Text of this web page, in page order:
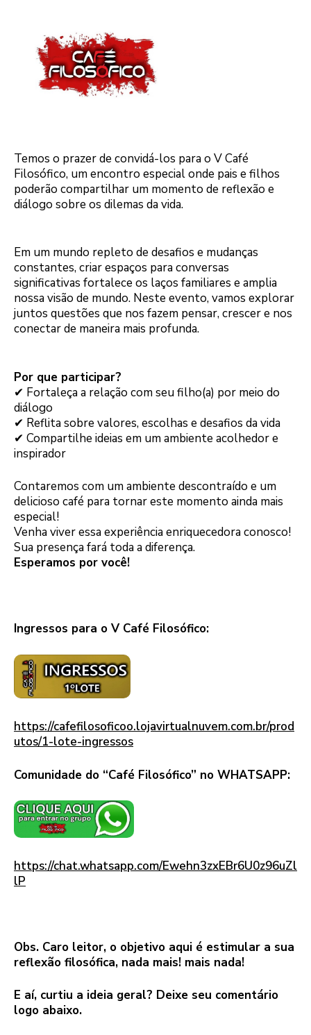
Temos o prazer de convidá-los para o V Café
Filosófico, um encontro especial onde pais e filhos
poderão compartilhar um momento de reflexão e
diálogo sobre os dilemas da vida.
Em um mundo repleto de desafios e mudanças
constantes, criar espaços para conversas
significativas fortalece os laços familiares e amplia
nossa visão de mundo. Neste evento, vamos explorar
juntos questões que nos fazem pensar, crescer e nos
conectar de maneira mais profunda.
Por que participar?
✔ Fortaleça a relação com seu filho(a) por meio do
diálogo
✔ Reflita sobre valores, escolhas e desafios da vida
✔ Compartilhe ideias em um ambiente acolhedor e
inspirador
Contaremos com um ambiente descontraído e um
delicioso café para tornar este momento ainda mais
especial!
Venha viver essa experiência enriquecedora conosco!
Sua presença fará toda a diferença.
Esperamos por você!
Ingressos para o V Café Filosófico:
https://cafefilosoficoo.lojavirtualnuvem.com.br/prod
utos/1-lote-ingressos
Comunidade do “Café Filosófico” no WHATSAPP:
https://chat.whatsapp.com/Ewehn3zxEBr6U0z96uZl
lP
Obs. Caro leitor, o objetivo aqui é estimular a sua
reflexão filosófica, nada mais! mais nada!
E aí, curtiu a ideia geral? Deixe seu comentário
logo abaixo.